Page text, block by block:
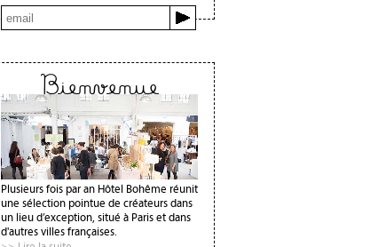
Bienvenue
Plusieurs fois par an Hôtel Bohême réunit
une sélection pointue de créateurs dans
un lieu d’exception, situé à Paris et dans
d'autres villes françaises.